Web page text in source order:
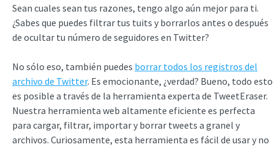
Sean cuales sean tus razones, tengo algo aún mejor para ti.
¿Sabes que puedes filtrar tus tuits y borrarlos antes o después
de ocultar tu número de seguidores en Twitter?
No sólo eso, también puedes borrar todos los registros del
archivo de Twitter. Es emocionante, ¿verdad? Bueno, todo esto
es posible a través de la herramienta experta de TweetEraser.
Nuestra herramienta web altamente eficiente es perfecta
para cargar, filtrar, importar y borrar tweets a granel y
archivos. Curiosamente, esta herramienta es fácil de usar y no